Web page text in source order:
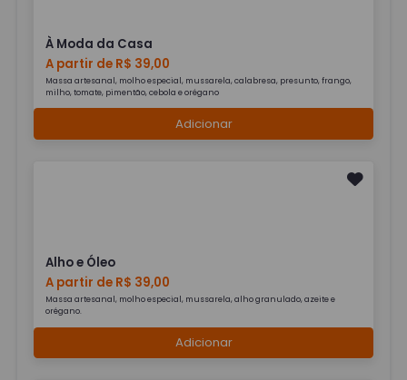
À Moda da Casa
A partir de R$ 39,00
Massa artesanal, molho especial, mussarela, calabresa, presunto, frango,
milho, tomate, pimentão, cebola e orégano
Adicionar
Alho e Óleo
A partir de R$ 39,00
Massa artesanal, molho especial, mussarela, alho granulado, azeite e
orégano.
Adicionar